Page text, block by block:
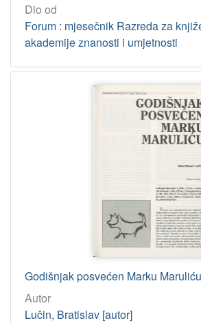
Dio od
Forum : mjesečnik Razreda za
akademije znanosti i umjetnosti
Godišnjak posvećen Marku
Autor
Lučin, Bratislav [autor]